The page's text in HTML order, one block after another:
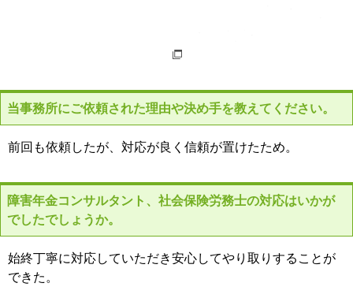
当事務所にご依頼された理由や決め手を教えてください。
前回も依頼したが、対応が良く信頼が置けたため。
障害年金コンサルタント、社会保険労務士の対応はいかが
でしたでしょうか。
始終丁寧に対応していただき安心してやり取りすることが
できた。